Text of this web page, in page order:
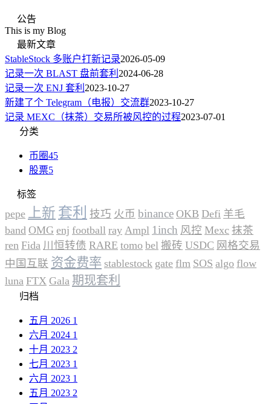
公告
This is my Blog
最新文章
StableStock 多账户打新记录2026-05-09
记录一次 BLAST 盘前套利 2024-06-28
记录一次 ENJ 套利 2023-10-27
新建了个 Telegram（电报）交流群2023-10-27
记录 MEXC（抹茶）交易所被风控的过程2023-07-01
分类
币圈45
股票5
标签
pepe 上新 套利 技巧 火币 binance OKB Defi 羊毛
band OMG enj football ray Ampl 1inch 风控 Mexc 抹茶
ren Fida 川恒转债 RARE tomo bel 搬砖 USDC 网格交易
中国互联 资金费率 stablestock gate flm SOS algo flow
luna FTX Gala 期现套利
归档
五月 2026 1
六月 2024 1
十月 2023 2
七月 2023 1
六月 2023 1
五月 2023 2